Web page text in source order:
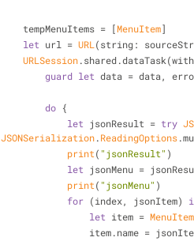
    tempMenuItems
= [MenuItem]
let url = URL (string:
URLSession
guard let data = data,
do {
let jsonResult = try
JSONSerialization.ReadingOptions
print( "jsonResult" )
let jsonMenu =
print( "jsonMenu" )
for (index, jsonItem)
let item = MenuItem
                item.name
=